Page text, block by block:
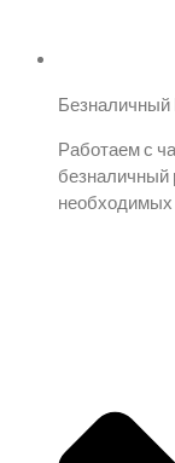
Безналичный
Работаем с
безналичный
необходимых